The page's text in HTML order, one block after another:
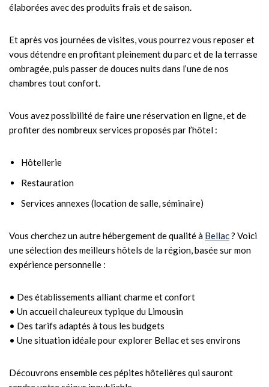
élaborées avec des produits frais et de saison.
Et après vos journées de visites, vous pourrez vous reposer et
vous détendre en profitant pleinement du parc et de la terrasse
ombragée, puis passer de douces nuits dans l’une de nos
chambres tout confort.
Vous avez possibilité de faire une réservation en ligne, et de
profiter des nombreux services proposés par l’hôtel :
Hôtellerie
Restauration
Services annexes (location de salle, séminaire)
Vous cherchez un autre hébergement de qualité à Bellac? Voici
une sélection des meilleurs hôtels de la région, basée sur mon
expérience personnelle :
• Des établissements alliant charme et confort
• Un accueil chaleureux typique du Limousin
• Des tarifs adaptés à tous les budgets
• Une situation idéale pour explorer Bellac et ses environs
Découvrons ensemble ces pépites hôtelières qui sauront